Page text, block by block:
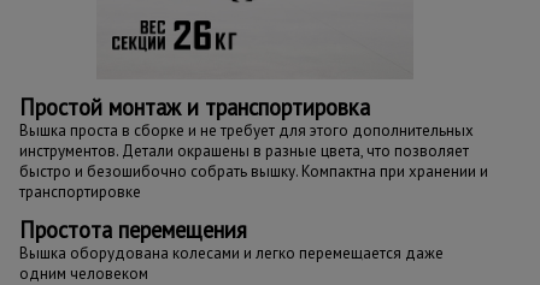
Простой монтаж и транспортировка
Вышка проста в сборке и не требует для этого дополнительных
инструментов. Детали окрашены в разные цвета, что позволяет
быстро и безошибочно собрать вышку. Компактна при хранении и
транспортировке
Простота перемещения
Вышка оборудована колесами и легко перемещается даже
одним человеком